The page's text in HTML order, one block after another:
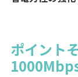
ポイント